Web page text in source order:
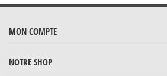
MON COMPTE
NOTRE SHOP